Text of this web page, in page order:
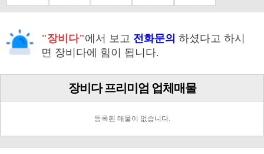
"장비다"에서 보고 전화문의 하셨다고 하시
면 장비다에 힘이 됩니다.
장비다 프리미엄 업체매물
등록된 매물이 없습니다.